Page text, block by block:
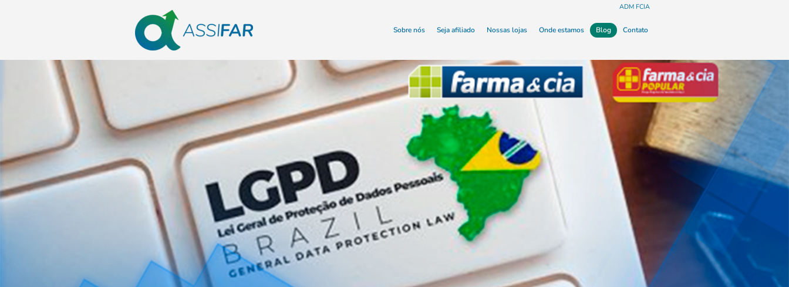
Sobre nós Seja afiliado Nossas lojas Onde estamos Blog Contato
ADM FCIA